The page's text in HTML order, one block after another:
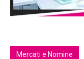
Mercati e Nomine